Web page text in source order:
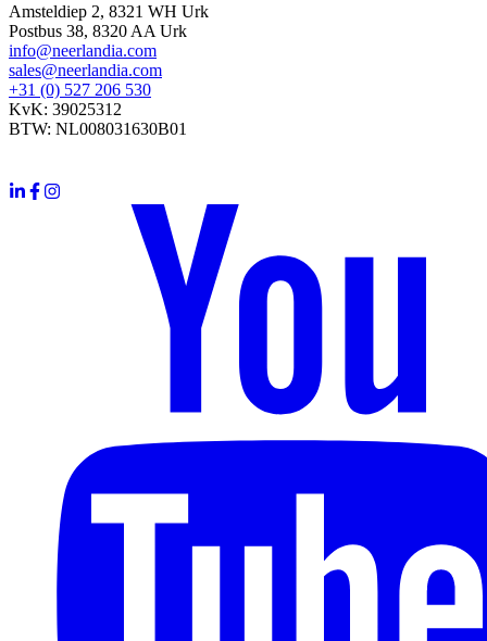
Amsteldiep 2, 8321 WH Urk
Postbus 38, 8320 AA Urk
info@neerlandia.com
sales@neerlandia.com
+31 (0) 527 206 530
KvK: 39025312
BTW: NL008031630B01